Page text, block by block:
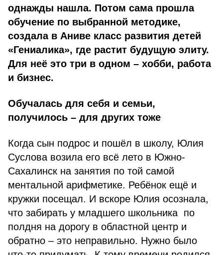
однажды нашла. Потом сама прошла
обучение по выбранной методике,
создала в Аниве класс развития детей
«Гениалика», где растит будущую элиту.
Для неё это три в одном – хобби, работа
и бизнес.
Обучалась для себя и семьи,
получилось – для других тоже
Когда сын подрос и пошёл в школу, Юлия
Суслова возила его всё лето в Южно-
Сахалинск на занятия по той самой
ментальной арифметике. Ребёнок ещё и
кружки посещал. И вскоре Юлия осознала,
что забирать у младшего школьника по
полдня на дорогу в областной центр и
обратно – это неправильно. Нужно было